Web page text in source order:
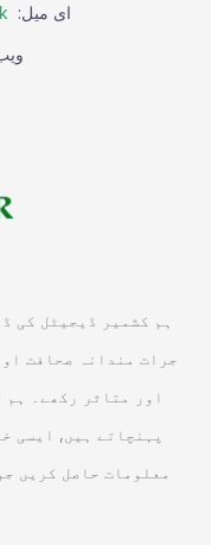
ای میل:
ہم کشمیر ڈیجیٹل کی
جرات مندانہ صحافت
اور متاثر رکھے۔
پہنچاتے ہیں, ایسی
معلومات حاصل کریں